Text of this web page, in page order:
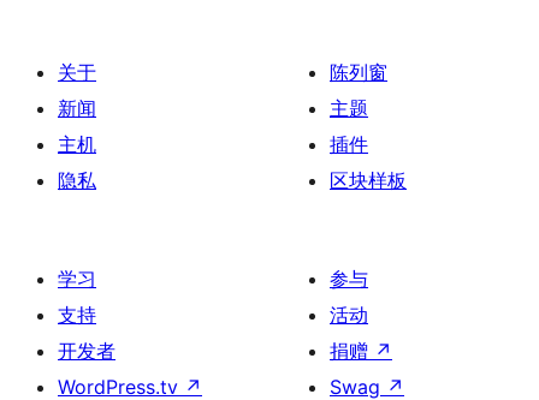
关于
新闻
主机
隐私
陈列窗
主题
插件
区块样板
学习
支持
开发者
WordPress.tv ↗
参与
活动
捐赠 ↗
Swag ↗